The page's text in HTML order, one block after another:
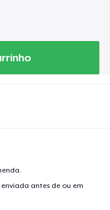
antes de ou em